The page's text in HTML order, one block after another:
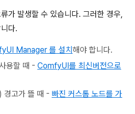
가 발생할 수 있습니다. 그러한 경우,
다.
Manager 를 설치해야 합니다.
용할 때 - ComfyUI를 최신버전으로
경고가 뜰 때 - 빠진 커스톰 노드를 가